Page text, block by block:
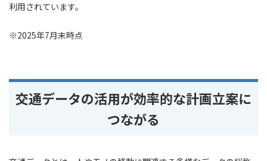
利用されています。
※2025年7月末時点
交通データの活用が効率的な計画立案に
つながる